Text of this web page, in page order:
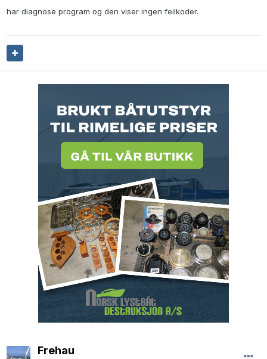
har diagnose program og den viser ingen feilkoder.
Frehau